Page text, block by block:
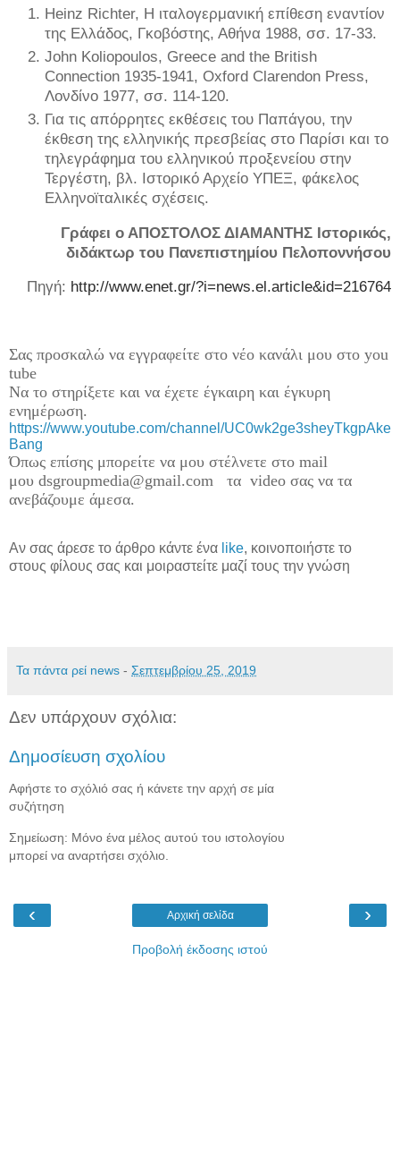
Heinz Richter, Η ιταλογερμανική επίθεση εναντίον
της Ελλάδος, Γκοβόστης, Αθήνα 1988, σσ. 17-33.
John Koliopoulos, Greece and the British
Connection 1935-1941, Oxford Clarendon Press,
Λονδίνο 1977, σσ. 114-120.
Για τις απόρρητες εκθέσεις του Παπάγου, την
έκθεση της ελληνικής πρεσβείας στο Παρίσι και το
τηλεγράφημα του ελληνικού προξενείου στην
Τεργέστη, βλ. Ιστορικό Αρχείο ΥΠΕΞ, φάκελος
Ελληνοϊταλικές σχέσεις.
Γράφει ο ΑΠΟΣΤΟΛΟΣ ΔΙΑΜΑΝΤΗΣ Ιστορικός,
διδάκτωρ του Πανεπιστημίου Πελοποννήσου
Πηγή: http://www.enet.gr/?i=news.el.article&id=216764
Σας προσκαλώ να εγγραφείτε στο νέο κανάλι μου στο you
tube
Να το στηρίξετε και να έχετε έγκαιρη και έγκυρη
ενημέρωση.
https://www.youtube.com/channel/UC0wk2ge3sheyTkgpAke
Bang
Όπως επίσης μπορείτε να μου στέλνετε στο mail
μου dsgroupmedia@gmail.com τα video σας να τα
ανεβάζουμε άμεσα.
Αν σας άρεσε το άρθρο κάντε ένα like, κοινοποιήστε το
στους φίλους σας και μοιραστείτε μαζί τους την γνώση
Τα πάντα ρεί news - Σεπτεμβρίου 25, 2019
Δεν υπάρχουν σχόλια:
Δημοσίευση σχολίου
Αφήστε το σχόλιό σας ή κάνετε την αρχή σε μία
συζήτηση
Σημείωση: Μόνο ένα μέλος αυτού του ιστολογίου
μπορεί να αναρτήσει σχόλιο.
‹ ›
Αρχική σελίδα
Προβολή έκδοσης ιστού